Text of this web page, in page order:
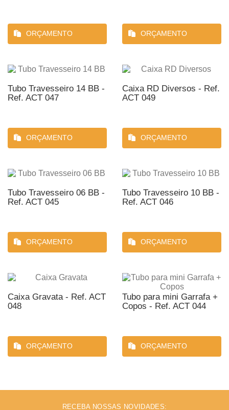
ORÇAMENTO ORÇAMENTO
Tubo Travesseiro 14 BB -
Ref. ACT 047
ORÇAMENTO
Caixa RD Diversos - Ref.
ACT 049
ORÇAMENTO
Tubo Travesseiro 06 BB -
Ref. ACT 045
ORÇAMENTO
Tubo Travesseiro 10 BB -
Ref. ACT 046
ORÇAMENTO
Caixa Gravata - Ref. ACT
048
ORÇAMENTO
Tubo para mini Garrafa +
Copos - Ref. ACT 044
ORÇAMENTO
RECEBA NOSSAS NOVIDADES: